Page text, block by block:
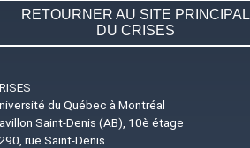
RETOURNER AU SITE PRINCIPAL
DU CRISES
du Québec à Montréal
Saint-Denis (AB), 10è étage
rue Saint-Denis